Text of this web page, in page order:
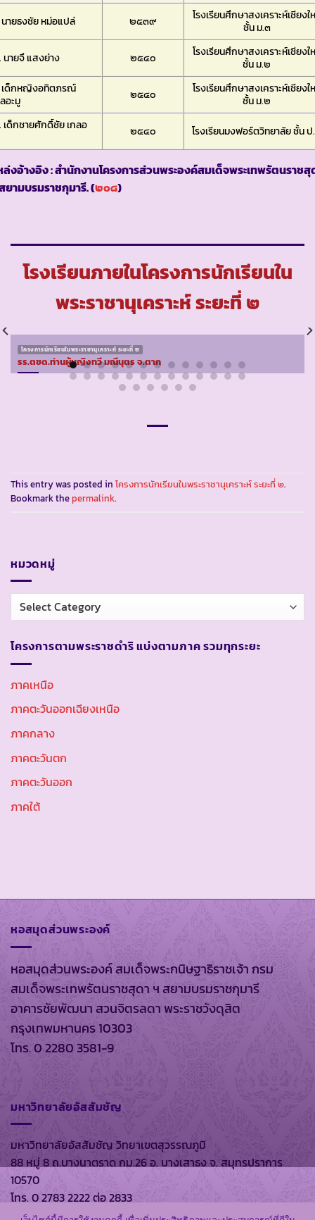
ายธงชัย หม่อแปล่
๒๕๓๙
โรงเรียนศึกษาสงเคราะห์เชียงใ
ชั้น ม.๓
ายจึ แสงย่าง
๒๕๔๐
โรงเรียนศึกษาสงเคราะห์เชียงใ
ชั้น ม.๒
เด็กหญิงอทิตภรณ์
อะมู
๒๕๔๐
โรงเรียนศึกษาสงเคราะห์เชียงใ
ชั้น ม.๒
ด็กชายศักดิ์ชัย เกลอ
๒๕๔๐ โรงเรียนมงฟอร์ตวิทยาลัย ชั้น
งอ้างอิง : สำนักงานโครงการส่วนพระองค์สมเด็จพระเทพรัตนราชสุ
ยามบรมราชกุมารี. (๒๐๘)
โรงเรียนภายในโครงการนักเรียนใน
พระราชานุเคราะห์ ระยะที่ ๒
โครงการนักเรียนในพระราชานุเคราะห์ ระยะที่ ๒
รร.ตชด.ท่านผู้หญิงทวี มณีนุตร จ.ตาก
This entry was posted in โครงการนักเรียนในพระราชานุเคราะห์ ระยะที่ ๒.
Bookmark thepermalink.
หมวดหมู่
หมวด
หมู่
โครงการตามพระราชดำริ แบ่งตามภาค รวมทุกระยะ
ภาคเหนือ
ภาคตะวันออกเฉียงเหนือ
ภาคกลาง
ภาคตะวันตก
ภาคตะวันออก
ภาคใต้
หอสมุดส่วนพระองค์
หอสมุดส่วนพระองค์ สมเด็จพระกนิษฐาธิราชเจ้า กรม
สมเด็จพระเทพรัตนราชสุดา ฯ สยามบรมราชกุมารี
อาคารชัยพัฒนา สวนจิตรลดา พระราชวังดุสิต
กรุงเทพมหานคร 10303
โทร. 0 2280 3581-9
มหาวิทยาลัยอัสสัมชัญ
มหาวิทยาลัยอัสสัมชัญ วิทยาเขตสุวรรณภูมิ
88 หมู่ 8 ถ.บางนาตราด กม.26 อ. บางเสาธง จ. สมุทรปราการ
10570
โทร. 0 2783 2222 ต่อ 2833